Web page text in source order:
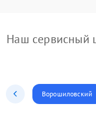
Наш сервисный
Ворошиловский